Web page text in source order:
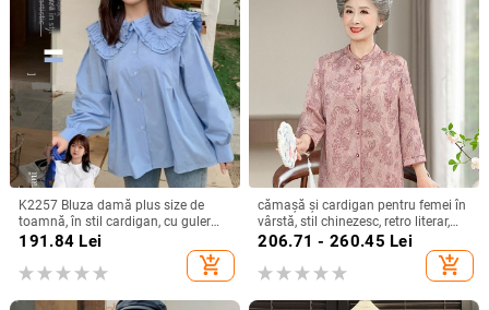
K2257 Bluza damă plus size de
toamnă, în stil cardigan, cu guler
mare, dublu strat și margine
191.84 Lei
add_shopping_cart
cămașă și cardigan pentru femei în
vârstă, stil chinezesc, retro literar,
conținut țesătură 30–50%, fără
206.71 - 260.45 Lei
add_shopping_cart